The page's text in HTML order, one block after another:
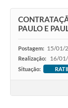
PAULO E
Postagem: 15/01/
Realização: 16/
Situação: